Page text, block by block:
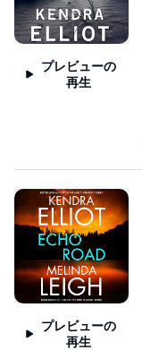
プレビューの
再生
プレビューの
再生